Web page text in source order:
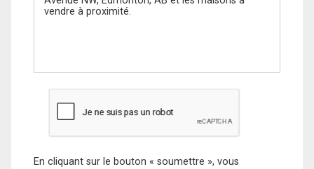
En cliquant sur le bouton « soumettre », vous